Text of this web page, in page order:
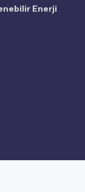
Enerji